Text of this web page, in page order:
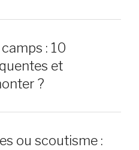
: 10
et
?
ou scoutisme :